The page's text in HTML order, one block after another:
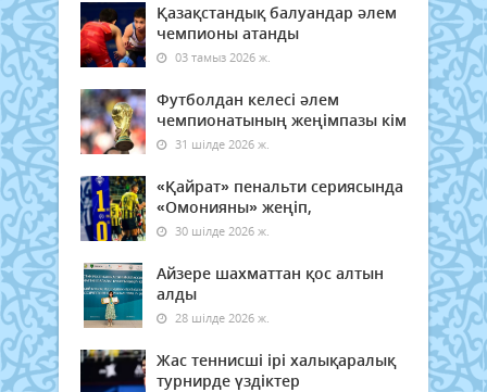
Қазақстандық балуандар әлем
чемпионы атанды
03 тамыз 2026 ж.
Футболдан келесі әлем
чемпионатының жеңімпазы кім
31 шілде 2026 ж.
«Қайрат» пенальти сериясында
«Омонияны» жеңіп,
30 шілде 2026 ж.
Айзере шахматтан қос алтын
алды
28 шілде 2026 ж.
Жас теннисші ірі халықаралық
турнирде үздіктер